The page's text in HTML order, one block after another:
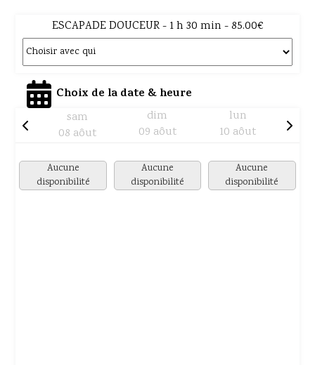
ESCAPADE DOUCEUR - 1 h 30 min - 85.00€
Choix de la date & heure
sam
08 aôut
dim
09 aôut
lun
10 aôut
Aucune
disponibilité
Aucune
disponibilité
Aucune
disponibilité